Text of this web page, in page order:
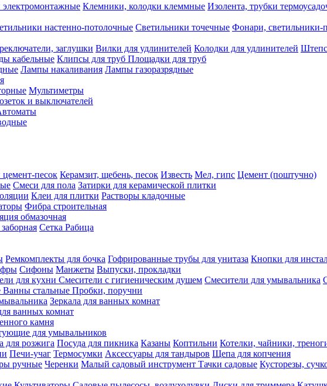
электромонтажные Клемники, колодки клеммные Изолента, трубки
настенно-потолочные Светильники точечные Фонари, светильники-
заглушки Вилки для удлинителей Колодки для удлинителей
кабельные Клипсы для труб Площадки для труб
Лампы накаливания Лампы газоразрядные
Мультиметры
и выключателей
песок Керамзит, щебень, песок Известь Мел, гипс Цемент (поштучно)
Смеси для пола Затирки для керамической плитки
Клеи для плитки Растворы кладочные
Фибра строительная
обмазочная
Сетка Рабица
Ремкомплекты для бочка Гофрированные трубы для унитаза Кнопки для
Сифоны Манжеты Выпуски, прокладки
для кухни Смесители с гигиеническим душем Смесители для умывальника
Ванны стальные Пробки, поручни
Зеркала для ванных комнат
ванных комнат
камня
для умывальников
для розжига Посуда для пикника Казаны Коптильни Котелки, чайники,
Печи-учаг Термосумки Аксессуары для тандыров Щепа для копчения
ручные Черенки Малый садовый инструмент Тачки садовые Кусторезы,